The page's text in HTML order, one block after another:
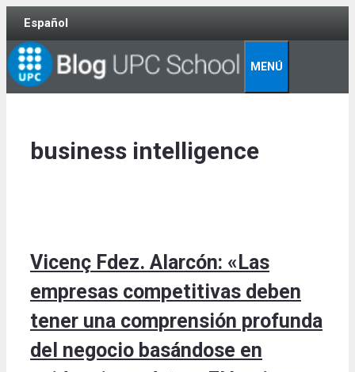
Skip
content
Español
MENÚ
business intelligence
Vicenç Fdez. Alarcón: «Las
empresas competitivas deben
tener una comprensión profunda
del negocio basándose en